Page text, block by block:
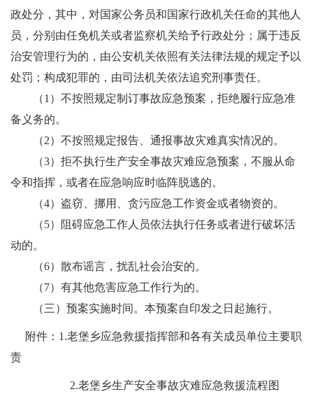
政处分，其中，对国家公务员和国家行政机关任命的其他人
员，分别由任免机关或者监察机关给予行政处分；属于违反
治安管理行为的，由公安机关依照有关法律法规的规定予以
处罚；构成犯罪的，由司法机关依法追究刑事责任。
（1 ）不按照规定制订事故应急预案，拒绝履行应急准
备义务的。
（2）不按照规定报告、通报事故灾难真实情况的。
（3）拒不执行生产安全事故灾难应急预案，不服从命
令和指挥，或者在应急响应时临阵脱逃的。
（4）盗窃、挪用、贪污应急工作资金或者物资的。
（5）阻碍应急工作人员依法执行任务或者进行破坏活
动的。
（6）散布谣言，扰乱社会治安的。
（7）有其他危害应急工作行为的。
（三） 预案实施时间。 本预案自印发之日起施行。
附件： 1.老堡乡应急救援指挥部和各有关成员单位主要职
责
2.老堡乡生产安全事故灾难应急救援流程图